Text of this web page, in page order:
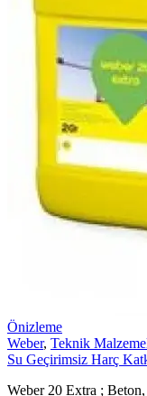
Önizleme
Weber, Teknik
Su Geçirimsiz Harç
Weber 20 Extra ; Beton,